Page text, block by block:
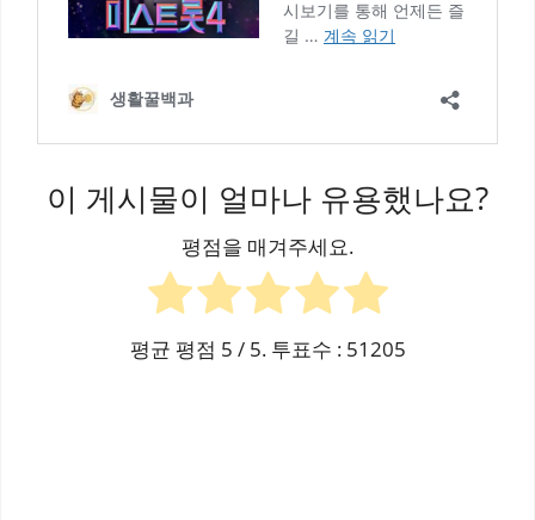
이 게시물이 얼마나 유용했나요?
평점을 매겨주세요.
평균 평점 5 / 5. 투표수 : 51205